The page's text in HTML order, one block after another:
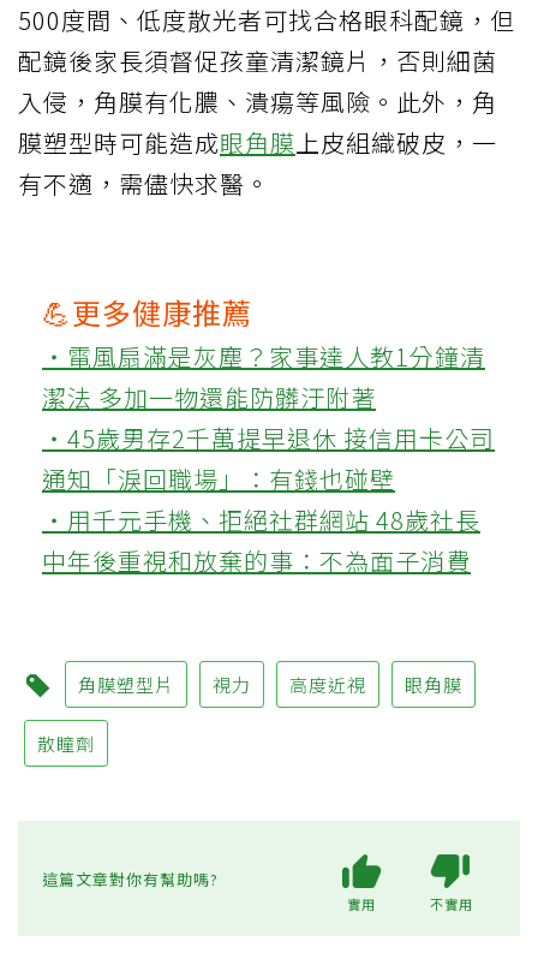
500度間、低度散光者可找合格眼科配鏡，但
配鏡後家長須督促孩童清潔鏡片，否則細菌
入侵，角膜有化膿、潰瘍等風險。此外，角
膜塑型時可能造成眼角膜上皮組織破皮，一
有不適，需儘快求醫。
💪更多健康推薦
‧電風扇滿是灰塵？家事達人教1分鐘清
潔法 多加一物還能防髒汙附著
‧45歲男存2千萬提早退休 接信用卡公司
通知「淚回職場」：有錢也碰壁
‧用千元手機、拒絕社群網站 48歲社長
中年後重視和放棄的事：不為面子消費
角膜塑型片 視力 高度近視 眼角膜
散瞳劑
這篇文章對你有幫助嗎?
實用 不實用